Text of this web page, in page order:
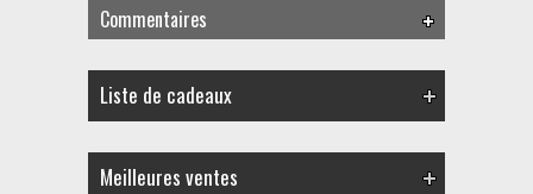
Commentaires
Liste de cadeaux
Meilleures ventes